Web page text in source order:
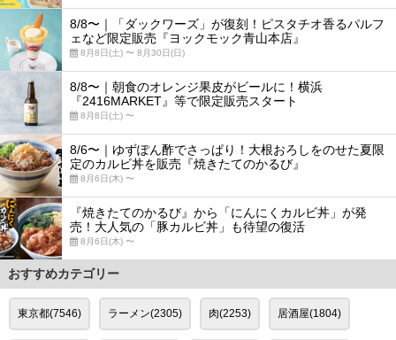
8/8〜｜「ダックワーズ」が復刻！ピスタチオ香るパルフ
ェなど限定販売『ヨックモック青山本店』
8月8日(土) 〜 8月30日(日)
8/8〜｜朝食のオレンジ果皮がビールに！横浜
『2416MARKET』等で限定販売スタート
8月8日(土) 〜
8/6〜｜ゆずぽん酢でさっぱり！大根おろしをのせた夏限
定のカルビ丼を販売『焼きたてのかるび』
8月6日(木) 〜
『焼きたてのかるび』から「にんにくカルビ丼」が発
売！大人気の「豚カルビ丼」も待望の復活
8月6日(木) 〜
おすすめカテゴリー
東京都(7546) ラーメン(2305) 肉(2253) 居酒屋(1804)